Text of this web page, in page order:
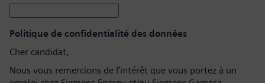
Politique de confidentialité des données
Cher candidat,
Nous vous remercions de l’intérêt que vous portez à un